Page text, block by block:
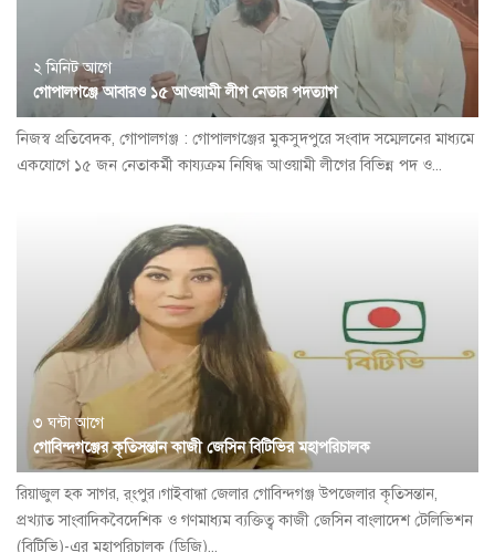
২ মিনিট আগে
গোপালগঞ্জে আবারও ১৫ আওয়ামী লীগ নেতার পদত্যাগ
নিজস্ব প্রতিবেদক, গোপালগঞ্জ : গোপালগঞ্জের মুকসুদপুরে সংবাদ সম্মেলনের মাধ্যমে
একযোগে ১৫ জন নেতাকর্মী কায্যক্রম নিষিদ্ধ আওয়ামী লীগের বিভিন্ন পদ ও...
৩ ঘন্টা আগে
গোবিন্দগঞ্জের কৃতিসন্তান কাজী জেসিন বিটিভির মহাপরিচালক
রিয়াজুল হক সাগর, র্ংপুর।গাইবান্ধা জেলার গোবিন্দগঞ্জ উপজেলার কৃতিসন্তান,
প্রখ্যাত সাংবাদিকবৈদেশিক ও গণমাধ্যম ব্যক্তিত্ব কাজী জেসিন বাংলাদেশ টেলিভিশন
(বিটিভি)-এর মহাপরিচালক (ডিজি)...